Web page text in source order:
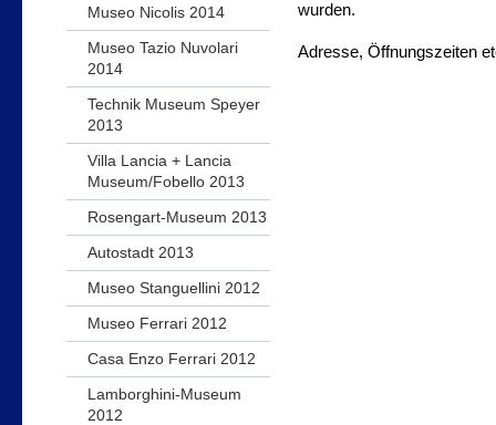
Museo Nicolis 2014
Museo Tazio Nuvolari
2014
Technik Museum Speyer
2013
Villa Lancia + Lancia
Museum/Fobello 2013
Rosengart-Museum 2013
Autostadt 2013
Museo Stanguellini 2012
Museo Ferrari 2012
Casa Enzo Ferrari 2012
Lamborghini-Museum
2012
wurden.
Adresse, Öffnungszeiten